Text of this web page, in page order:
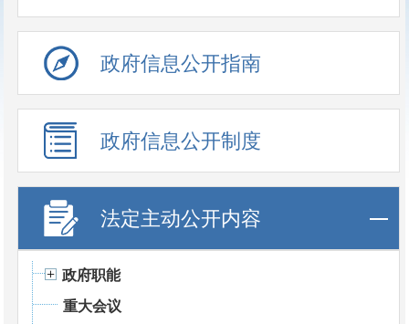
政府信息公开指南
政府信息公开制度
法定主动公开内容
政府职能
重大会议